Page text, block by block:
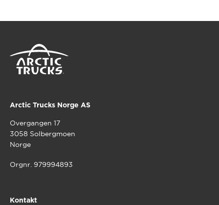
Arctic Trucks Norge AS
Overgangen 17
3058 Solbergmoen
Norge
Orgnr. 979994893
Kontakt